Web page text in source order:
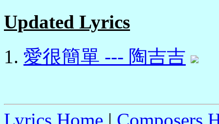
Updated Lyrics
愛很簡單 --- 陶吉吉
Lyrics Home | Composers